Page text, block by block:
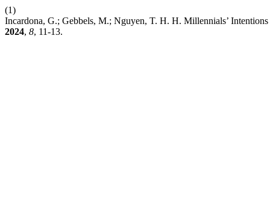
(1)
Incardona, G.; Gebbels, M.; Nguyen, T. H. H. Millennials’
2024, 8, 11-13.